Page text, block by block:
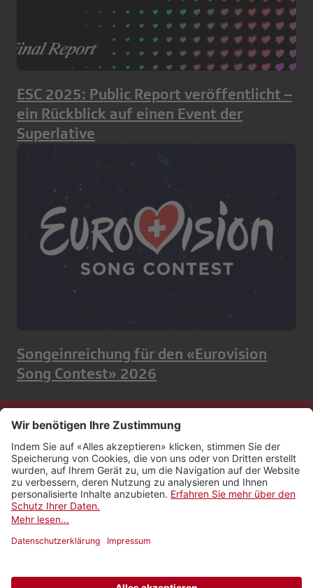
ESC 2025: Public Report veröffentlicht –
ein Rückblick auf einen Event der
Superlative
Songeinreichung für den «Eurovision
Song Contest» 2026
Kontakt
Impressum
Rechtliches
Netiquette